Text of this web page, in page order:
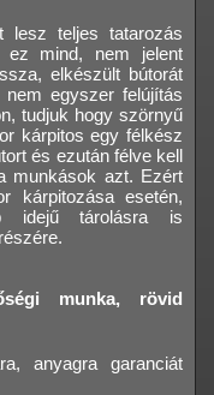
lesz teljes tatarozás
ez mind, nem jelent
elkészült bútorát
egyszer felújítás
tudjuk hogy szörnyű
kárpitos egy félkész
és ezután félve kell
munkások azt. Ezért
kárpitozása esetén,
idejű tárolásra is
munka, rövid
anyagra garanciát